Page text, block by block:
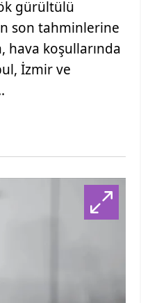
gürültülü
son tahminlerine
hava koşullarında
İzmir ve